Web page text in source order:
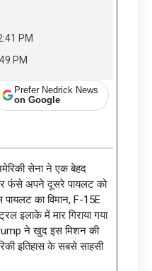
PM
PM
Prefer Nedrick News
on Google
सेना ने एक बेहद
फंसे अपने दूसरे पायलट को
पायलट का विमान, F-15E
इलाके में मार गिराया गया
ने खुद इस मिशन की
इतिहास के सबसे साहसी